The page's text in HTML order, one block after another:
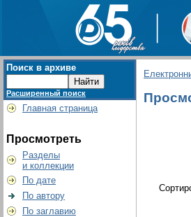
Поиск в архиве
Расширенный поиск
Главная страница
Просмотреть
Разделы
и коллекции
По дате
По автору
По заглавию